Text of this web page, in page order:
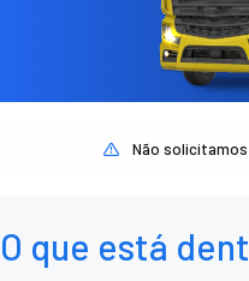
Não
O que está